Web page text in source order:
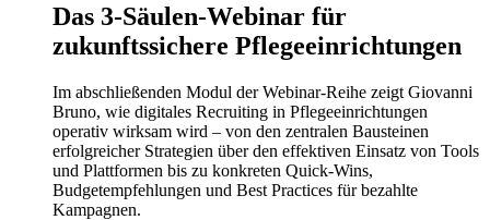
Das 3-Säulen-Webinar für
zukunftssichere Pflegeeinrichtungen
Im abschließenden Modul der Webinar-Reihe zeigt Giovanni
Bruno, wie digitales Recruiting in Pflegeeinrichtungen
operativ wirksam wird – von den zentralen Bausteinen
erfolgreicher Strategien über den effektiven Einsatz von Tools
und Plattformen bis zu konkreten Quick-Wins,
Budgetempfehlungen und Best Practices für bezahlte
Kampagnen.